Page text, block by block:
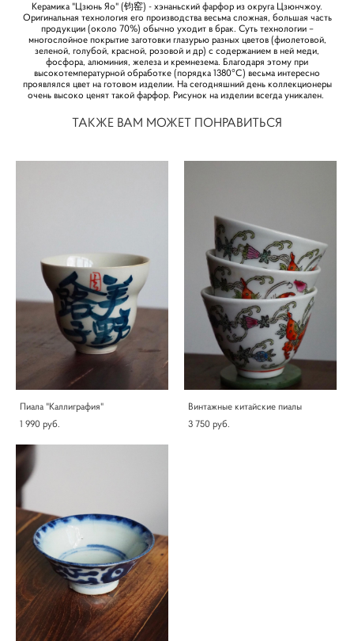
Керамика "Цзюнь Яо" (钧窑) - хэнаньский фарфор из округа Цзюнчжоу.
Оригинальная технология его производства весьма сложная, большая часть
продукции (около 70%) обычно уходит в брак. Суть технологии –
многослойное покрытие заготовки глазурью разных цветов (фиолетовой,
зеленой, голубой, красной, розовой и др) с содержанием в ней меди,
фосфора, алюминия, железа и кремнезема. Благодаря этому при
высокотемпературной обработке (порядка 1380°C) весьма интересно
проявлялся цвет на готовом изделии. На сегодняшний день коллекционеры
очень высоко ценят такой фарфор. Рисунок на изделии всегда уникален.
ТАКЖЕ ВАМ МОЖЕТ ПОНРАВИТЬСЯ
Пиала "Каллиграфия"
1 990 pуб.
Винтажные китайские пиалы
3 750 pуб.